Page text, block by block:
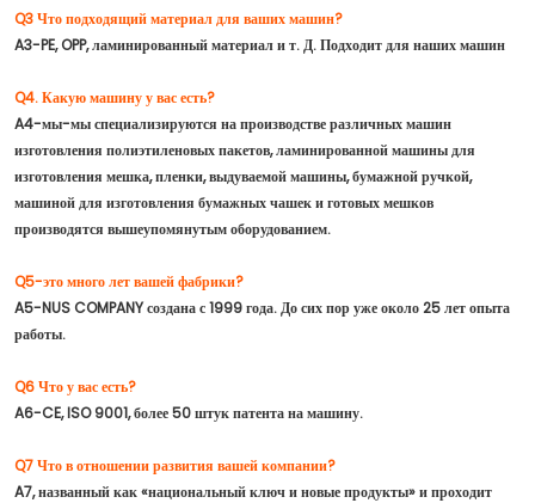
Q3 Что подходящий материал для ваших машин?
A3-PE, OPP, ламинированный материал и т. Д. Подходит для наших машин
Q4. Какую машину у вас есть?
A4-мы-мы специализируются на производстве различных машин
изготовления полиэтиленовых пакетов, ламинированной машины для
изготовления мешка, пленки, выдуваемой машины, бумажной ручкой,
машиной для изготовления бумажных чашек и готовых мешков
производятся вышеупомянутым оборудованием.
Q5-это много лет вашей фабрики?
A5-NUS COMPANY создана с 1999 года. До сих пор уже около 25 лет опыта
работы.
Q6 Что у вас есть?
A6-CE, ISO 9001, более 50 штук патента на машину.
Q7 Что в отношении развития вашей компании?
A7, названный как «национальный ключ и новые продукты» и проходит